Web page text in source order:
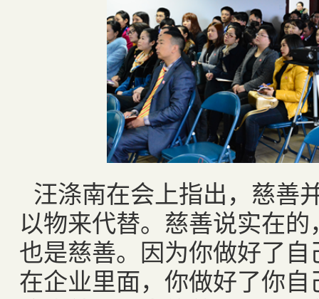
汪涤南在会上指出，慈善
以物来代替。慈善说实在
也是慈善。因为你做好了
在企业里面，你做好了你